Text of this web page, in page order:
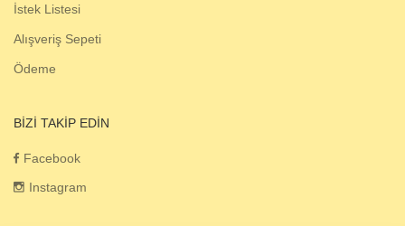
İstek Listesi
Alışveriş Sepeti
Ödeme
BIZI TAKIP EDIN
Facebook
Instagram